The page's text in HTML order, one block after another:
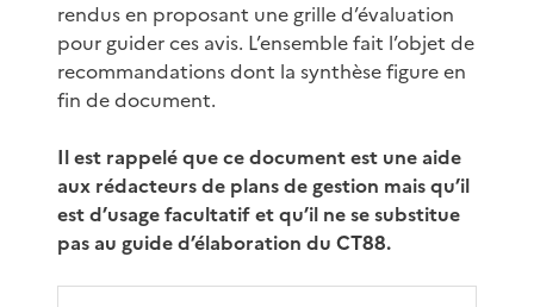
rendus en proposant une grille d’évaluation
pour guider ces avis. L’ensemble fait l’objet de
recommandations dont la synthèse figure en
fin de document.
Il est rappelé que ce document est une aide
aux rédacteurs de plans de gestion mais qu’il
est d’usage facultatif et qu’il ne se substitue
pas au guide d’élaboration du CT88.